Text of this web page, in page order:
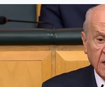
Künye
Son Dakika Haberleri
Haber Arşivi